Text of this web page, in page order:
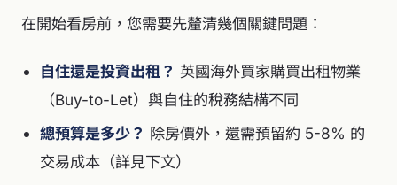
在開始看房前，您需要先釐清幾個關鍵問題：
自住還是投資出租？ 英國海外買家購買出租物業
（Buy-to-Let）與自住的稅務結構不同
總預算是多少？ 除房價外，還需預留約 5-8% 的
交易成本（詳見下文）